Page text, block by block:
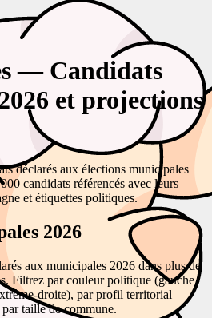
— Candidats
et projections
déclarés aux élections municipales
candidats référencés avec leurs
et étiquettes politiques.
2026
aux municipales 2026 dans plus de
Filtrez par couleur politique (gauche,
droite), par profil territorial
taille de commune.